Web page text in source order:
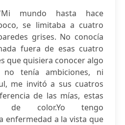
mundo hasta hace
se limitaba a cuatro
grises. No conocía
fuera de esas cuatro
que quisiera conocer algo
tenía ambiciones, ni
me invitó a sus cuatros
de las mías, estas
de color.Yo tengo
enfermedad a la vista que